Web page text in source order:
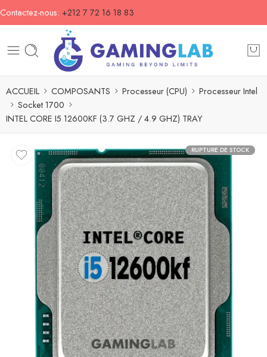
Contactez-nous: +212 7 72 16 18 83
ACCUEIL COMPOSANTS Processeur (CPU)
Processeur Intel
Socket 1700
INTEL CORE I5 12600KF (3.7 GHZ / 4.9 GHZ) TRAY
RUPTURE DE STOCK